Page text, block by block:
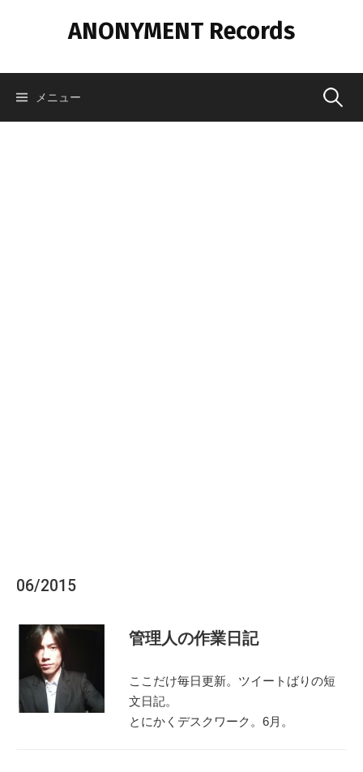
ン
ANONYMENT Records
メニュー 検
06/2015
管理 人の作業日記
ここだけ毎日更新。ツイートばりの短
文日記。
とにかくデスクワーク。 6月。